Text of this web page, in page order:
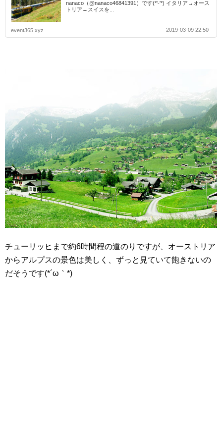
nanaco（@nanaco46841391）です(*'-'*) イタリア→オース
トリア→スイスを...
event365.xyz 2019-03-09 22:50
チューリッヒまで約6時間程の道のりですが、オーストリア
からアルプスの景色は美しく、ずっと見ていて飽きないの
だそうです(*´ω｀*)